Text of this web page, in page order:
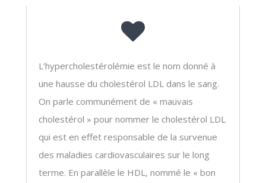
L’hypercholestérolémie est le nom donné à
une hausse du cholestérol LDL dans le sang.
On parle communément de « mauvais
cholestérol » pour nommer le cholestérol LDL
qui est en effet responsable de la survenue
des maladies cardiovasculaires sur le long
terme. En parallèle le HDL, nommé le « bon